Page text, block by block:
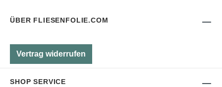
ÜBER FLIESENFOLIE.COM
Vertrag widerrufen
SHOP SERVICE